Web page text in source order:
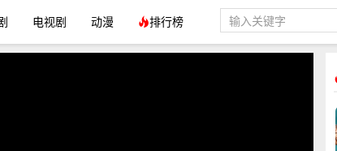
电视剧 动漫 排行榜